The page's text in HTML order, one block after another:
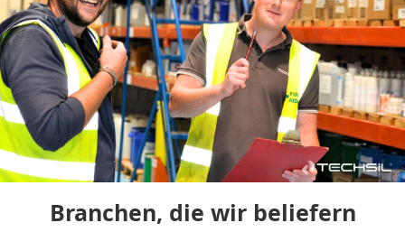
Branchen, die wir beliefern